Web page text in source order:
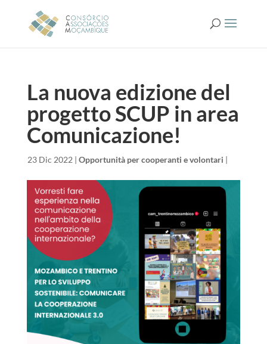
La nuova edizione del
progetto SCUP in area
Comunicazione!
23 Dic 2022 | Opportunità per cooperanti e volontari |